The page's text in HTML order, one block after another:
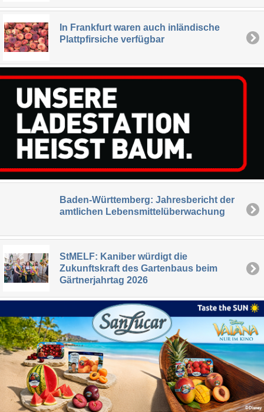
In Frankfurt waren auch inländische
Plattpfirsiche verfügbar
Baden-Württemberg: Jahresbericht der
amtlichen Lebensmittelüberwachung
StMELF: Kaniber würdigt die
Zukunftskraft des Gartenbaus beim
Gärtnerjahrtag 2026